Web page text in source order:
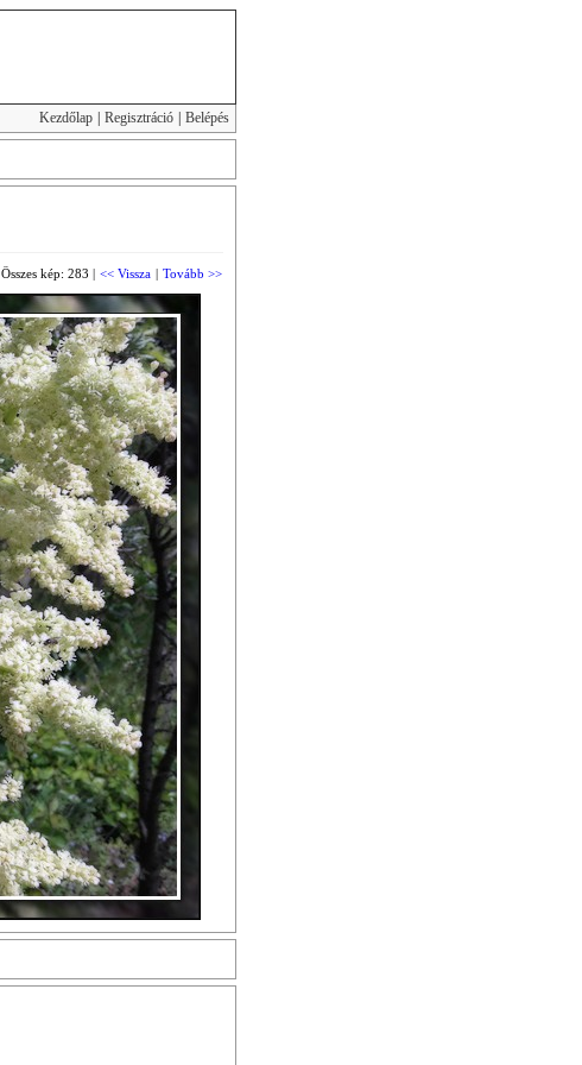
Kezdőlap Regisztráció Belépés
Összes kép: 283 | << Vissza | Tovább >>